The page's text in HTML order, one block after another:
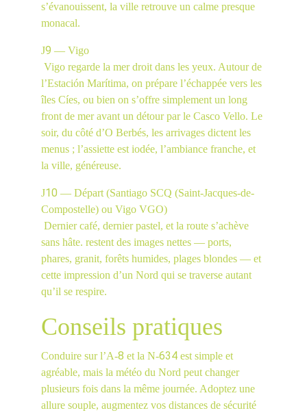
s’évanouissent, la ville retrouve un calme presque
monacal.
J9 — Vigo
l’Estación Marítima, on prépare l’échappée vers les
îles Cíes, ou bien on s’offre simplement un long
front de mer avant un détour par le Casco Vello. Le
soir, du côté d’O Berbés, les arrivages dictent les
menus ; l’assiette est iodée, l’ambiance franche, et
la ville, généreuse.
J10 — Départ (Santiago SCQ (Saint-Jacques-de-
Compostelle) ou Vigo VGO)
sans hâte. restent des images nettes — ports,
phares, granit, forêts humides, plages blondes — et
cette impression d’un Nord qui se traverse autant
qu’il se respire.
Conseils pratiques
Conduire sur l’A-8 et la N-634 est simple et
agréable, mais la météo du Nord peut changer
plusieurs fois dans la même journée. Adoptez une
allure souple, augmentez vos distances de sécurité